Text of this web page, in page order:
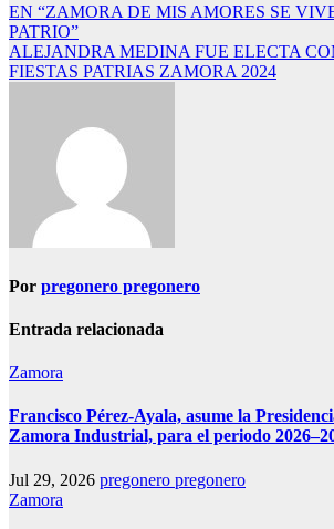
Navegación
de
entradas
EN “ZAMORA DE MIS AMORES SE
PATRIO”
ALEJANDRA MEDINA FUE ELECTA
FIESTAS PATRIAS ZAMORA 2024
Por pregonero pregonero
Entrada relacionada
Zamora
Francisco Pérez-Ayala, asume la
Zamora Industrial, para el periodo
Jul 29, 2026 pregonero pregonero
Zamora